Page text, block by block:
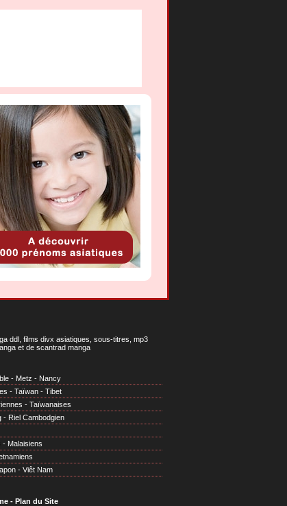
ddl, films divx asiatiques, sous-titres, mp3
et de scantrad manga
- Metz - Nancy
- Taïwan - Tibet
- Taïwanaises
- Riel Cambodgien
- Malaisiens
- Viêt Nam
- Plan du Site